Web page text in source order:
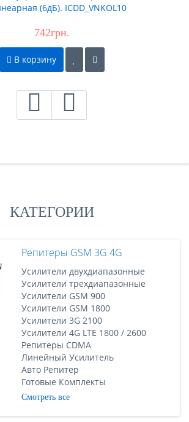
(6дБ). ICDD_VNKOL10
742грн.
В корзину
КАТЕГОРИИ
Репитеры GSM 3G 4G
Усилители двухдиапазонные
Усилители трехдиапазонные
Усилители GSM 900
Усилители GSM 1800
Усилители 3G 2100
Усилители 4G LTE 1800 / 2600
Репитеры CDMA
Линейный Усилитель
Авто Репитер
Готовые Комплекты
Смотреть все